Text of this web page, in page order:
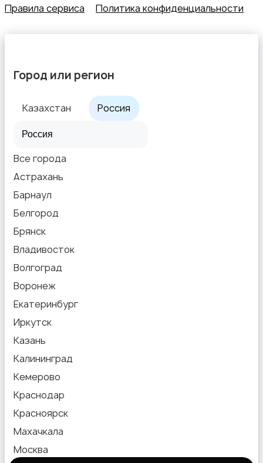
Правила сервиса
Политика конфиденциальности
Город или регион
Казахстан Россия
Все города
Астрахань
Барнаул
Белгород
Брянск
Владивосток
Волгоград
Воронеж
Екатеринбург
Иркутск
Казань
Калининград
Кемерово
Краснодар
Красноярск
Махачкала
Москва